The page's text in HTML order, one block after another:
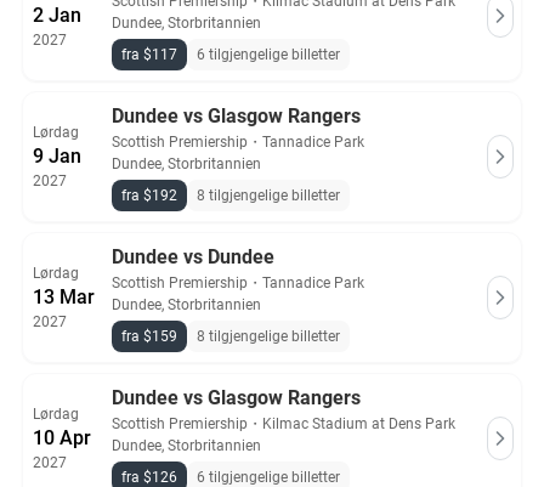
2 Jan
2027
Dundee, Storbritannien
fra $117
6 tilgjengelige billetter
Lørdag
9 Jan
2027
Dundee vs Glasgow Rangers
Scottish Premiership ・ Tannadice Park
Dundee, Storbritannien
fra $192
8 tilgjengelige billetter
Lørdag
13 Mar
2027
Dundee vs Dundee
Scottish Premiership ・ Tannadice Park
Dundee, Storbritannien
fra $159
8 tilgjengelige billetter
Lørdag
10 Apr
2027
Dundee vs Glasgow Rangers
Scottish Premiership ・ Kilmac Stadium at Dens Park
Dundee, Storbritannien
fra $126
6 tilgjengelige billetter